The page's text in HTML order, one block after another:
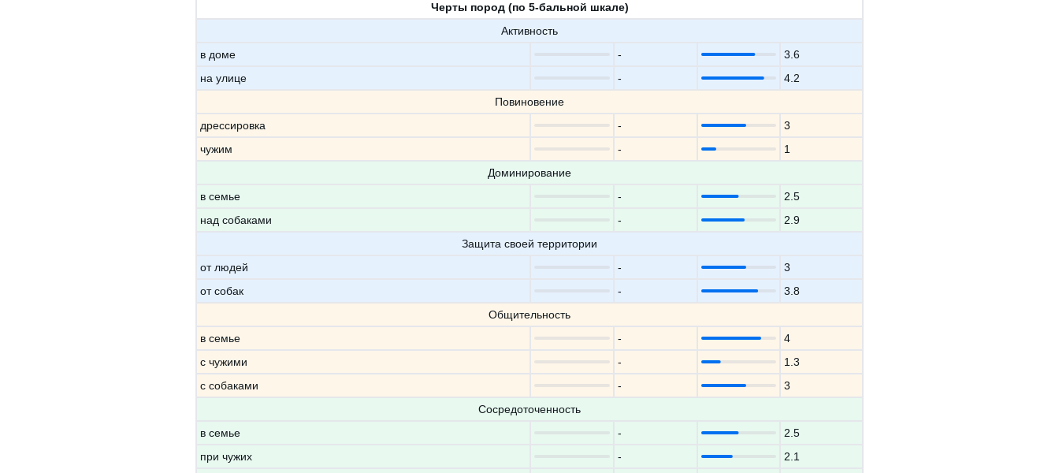
Черты пород (по 5-бальной шкале)
Активность
в доме
-
3.6
на улице
-
4.2
Повиновение
дрессировка
-
3
чужим
-
1
Доминирование
в семье
-
2.5
над собаками
-
2.9
Защита своей территории
от людей
-
3
от собак
-
3.8
Общительность
в семье
-
4
с чужими
-
1.3
с собаками
-
3
Сосредоточенность
в семье
-
2.5
при чужих
-
2.1